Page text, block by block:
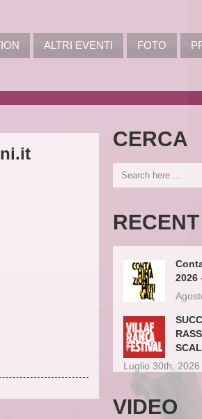
ALTRI EVENTI FOTO
CERCA
RECENT
2026
Luglio 30th, 2026
VIDEO